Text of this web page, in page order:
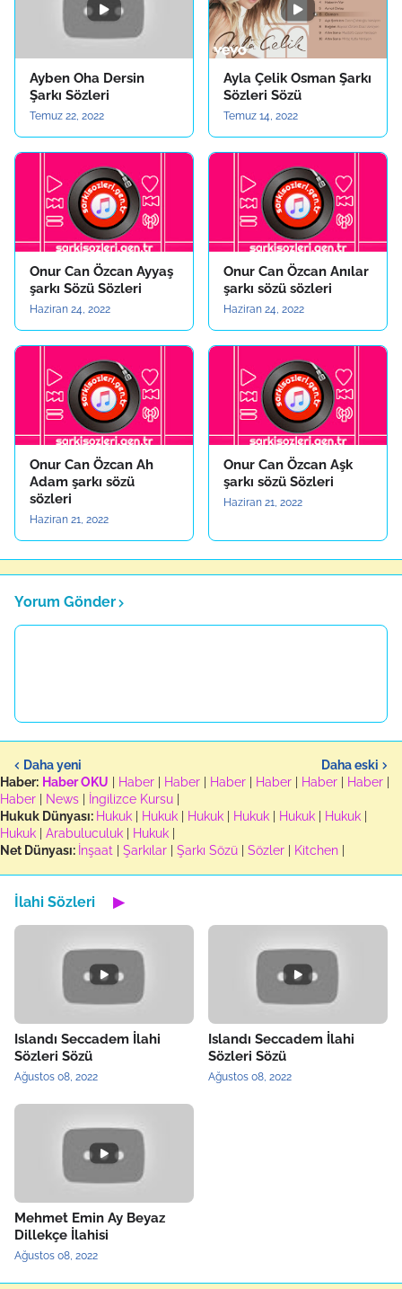
Ayben Oha Dersin
Şarkı Sözleri
Temuz 22, 2022
Ayla Çelik Osman Şarkı
Sözleri Sözü
Temuz 14, 2022
Onur Can Özcan Ayyaş
şarkı Sözü Sözleri
Haziran 24, 2022
Onur Can Özcan Anılar
şarkı sözü sözleri
Haziran 24, 2022
Onur Can Özcan Ah
Adam şarkı sözü
sözleri
Haziran 21, 2022
Onur Can Özcan Aşk
şarkı sözü Sözleri
Haziran 21, 2022
Yorum Gönder
Daha yeni
Daha eski
Haber: Haber OKU Haber Haber Haber Haber Haber Haber
Haber
News İngilizce Kursu
Hukuk Dünyası: Hukuk Hukuk Hukuk Hukuk Hukuk Hukuk
Hukuk
Arabuluculuk Hukuk
Net Dünyası: İnşaat Şarkılar Şarkı Sözü Sözler Kitchen
İlahi Sözleri ▶
Islandı Seccadem İlahi
Sözleri Sözü
Ağustos 08, 2022
Islandı Seccadem İlahi
Sözleri Sözü
Ağustos 08, 2022
Mehmet Emin Ay Beyaz
Dillekçe İlahisi
Ağustos 08, 2022